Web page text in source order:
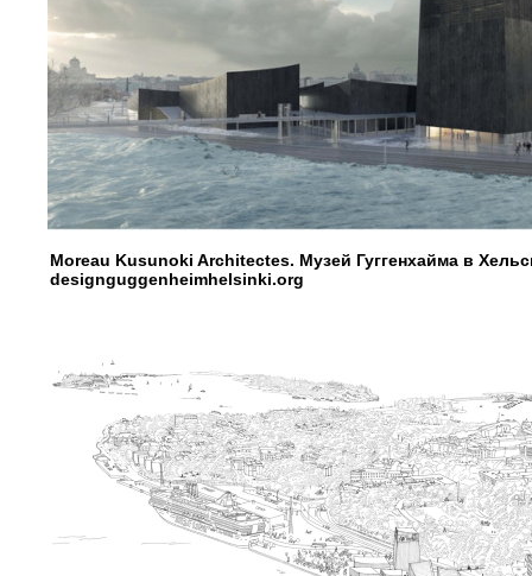
Moreau Kusunoki Architectes. Музей Гуггенхайма в
designguggenheimhelsinki.org